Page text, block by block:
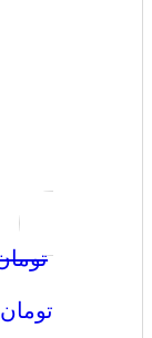
تومان22,500,135.